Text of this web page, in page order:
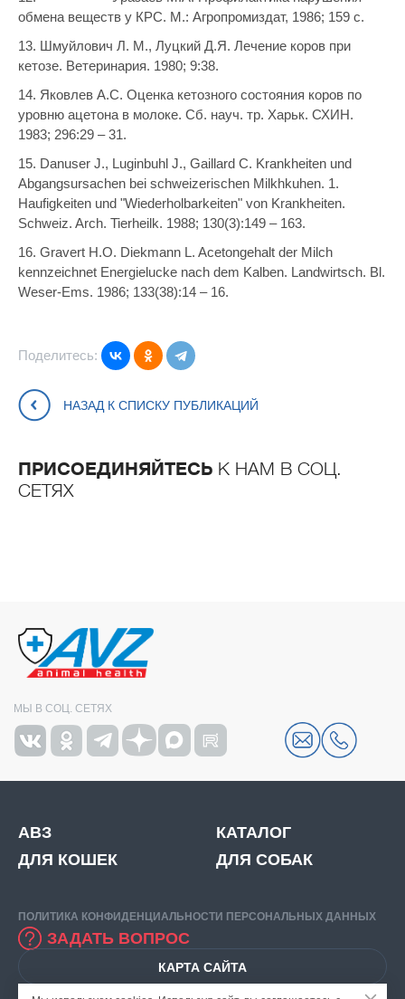
обмена веществ у КРС. М.: Агропромиздат, 1986; 159 с.
13. Шмуйлович Л. М., Луцкий Д.Я. Лечение коров при
кетозе. Ветеринария. 1980; 9:38.
14. Яковлев А.С. Оценка кетозного состояния коров по
уровню ацетона в молоке. Сб. науч. тр. Харьк. СХИН.
1983; 296:29 – 31.
15. Danuser J., Luginbuhl J., Gaillard C. Krankheiten und
Abgangsursachen bei schweizerischen Milkhkuhen. 1.
Haufigkeiten und "Wiederholbarkeiten" von Krankheiten.
Schweiz. Arch. Tierheilk. 1988; 130(3):149 – 163.
16. Gravert H.O. Diekmann L. Acetongehalt der Milch
kennzeichnet Energielucke nach dem Kalben. Landwirtsch. Bl.
Weser-Ems. 1986; 133(38):14 – 16.
Поделитесь:
НАЗАД К СПИСКУ ПУБЛИКАЦИЙ
ПРИСОЕДИНЯЙТЕСЬ К НАМ В СОЦ.
СЕТЯХ
МЫ В СОЦ. СЕТЯХ
АВЗ
КАТАЛОГ
ДЛЯ КОШЕК
ДЛЯ СОБАК
ПОЛИТИКА КОНФИДЕНЦИАЛЬНОСТИ ПЕРСОНАЛЬНЫХ ДАННЫХ
ЗАДАТЬ ВОПРОС
КАРТА САЙТА